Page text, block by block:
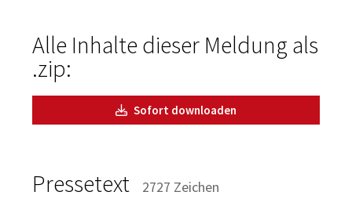
Alle Inhalte dieser Meldung als
.zip:
Sofort downloaden
Pressetext 2727 Zeichen